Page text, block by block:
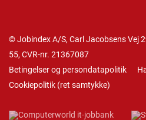
© Jobindex A/S, Carl Jacobsens Vej
55, CVR-nr. 21367087
Betingelser og persondatapolitik
Cookiepolitik (ret samtykke)